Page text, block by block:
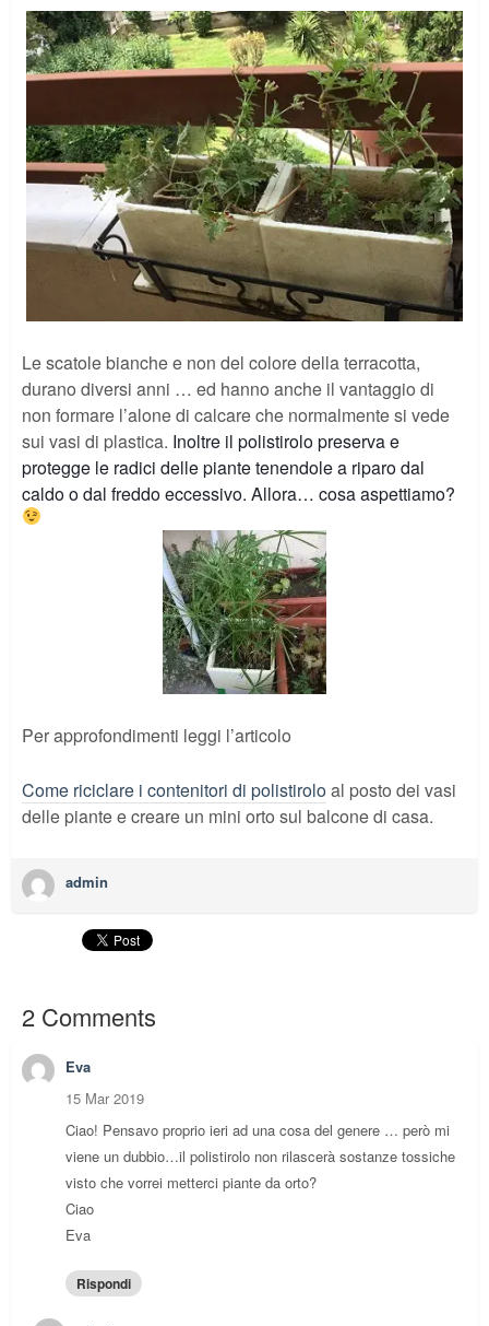
Le scatole bianche e non del colore della terracotta,
durano diversi anni … ed hanno anche il vantaggio di
non formare l’alone di calcare che normalmente si vede
sui vasi di plastica. Inoltre il polistirolo preserva e
protegge le radici delle piante tenendole a riparo dal
caldo o dal freddo eccessivo. Allora… cosa aspettiamo?
Per approfondimenti leggi l’articolo
Come riciclare i contenitori di polistiroloal posto dei vasi
delle piante e creare un mini orto sul balcone di casa.
admin
2 Comments
Eva
15 Mar 2019
Ciao! Pensavo proprio ieri ad una cosa del genere … però mi
viene un dubbio…il polistirolo non rilascerà sostanze tossiche
visto che vorrei metterci piante da orto?
Ciao
Eva
Rispondi